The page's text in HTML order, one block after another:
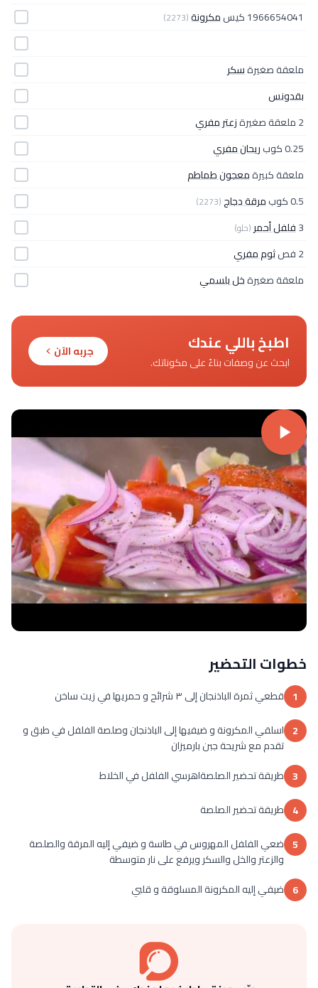
1966654041 كيس
مكرونة(2273)
ملعقة صغيرةسكر
بقدونس
2 ملعقة صغيرة
زعتر مفري
0.25 كوب
ريحان مفري
ملعقة كبيرةمعجون طماطم
0.5 كوب
مرقة دجاج(2273)
3فلفل أحمر (حلو)
2 فص
ثوم مفري
ملعقة صغيرةخل بلسمي
اطبخ باللي عندك
ابحث عن وصفات بناءً على مكوناتك.
جربه الآن
خطوات التحضير
1 قطعي ثمرة الباذنجان إلى ٣ شرائح و حمريها في زيت ساخن
2 اسلقي المكرونة و ضيفيها إلى الباذنجان وصلصة الفلفل في طبق و
تقدم مع شريحة جبن بارميزان
3 طريقة تحضير الصلصةاهرسي الفلفل في الخلاط
4 طريقة تحضير الصلصة
5 ضعي الفلفل المهروس في طاسة و ضيفي إليه المرقة والصلصة
والزعتر والخل والسكر ويرفع على نار متوسطة
6 ضيفي إليه المكرونة المسلوقة و قلبي